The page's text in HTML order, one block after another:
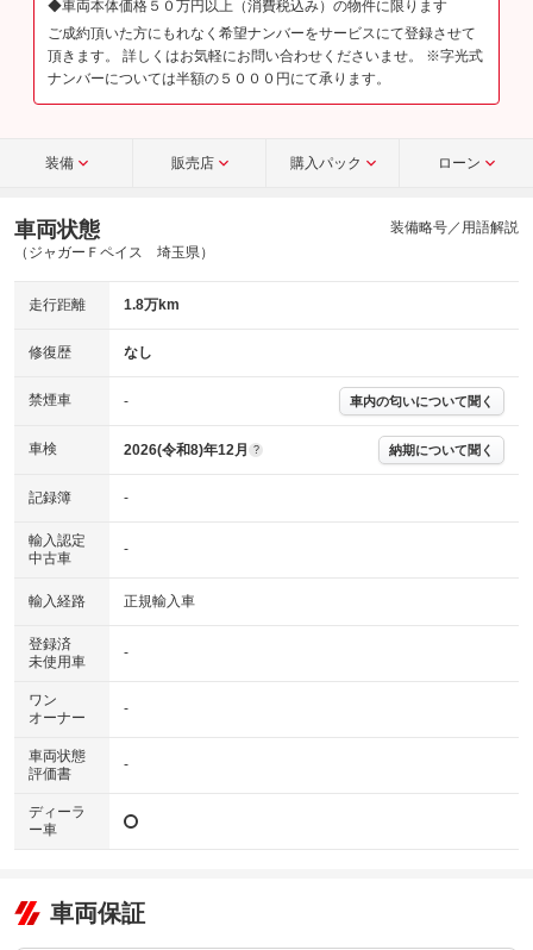
◆車両本体価格５０万円以上（消費税込み）の物件に限ります
ご成約頂いた方にもれなく希望ナンバーをサービスにて登録させて
頂きます。 詳しくはお気軽にお問い合わせくださいませ。 ※字光式
ナンバーについては半額の５０００円にて承ります。
装備 販売店 購入パック ローン
車両状態
（ジャガーＦペイス 埼玉県）
装備略号／用語解説
走行距離 1.8万km
修復歴 なし
禁煙車 - 車内の匂いについて聞く
車検 2026(令和8)年12月 ? 納期について聞く
記録簿 -
輸入認定
中古車
-
輸入経路 正規輸入車
登録済
未使用車
-
ワン
オーナー
-
車両状態
評価書
-
ディーラ
ー車
車両保証